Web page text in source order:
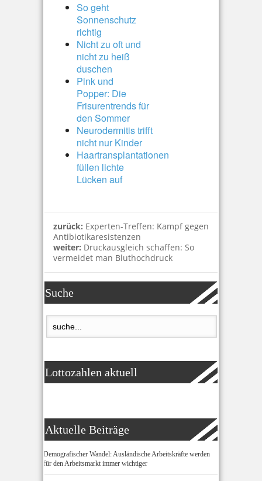
So geht
Sonnenschutz
richtig
Nicht zu oft und
nicht zu heiß
duschen
Pink und
Popper: Die
Frisurentrends für
den Sommer
Neurodermitis trifft
nicht nur Kinder
Haartransplantationen
füllen lichte
Lücken auf
zurück: Experten-Treffen: Kampf gegen
Antibiotikaresistenzen
weiter: Druckausgleich schaffen: So
vermeidet man Bluthochdruck
Suche
Lottozahlen aktuell
Aktuelle Beiträge
Demografischer Wandel: Ausländische Arbeitskräfte werden
für den Arbeitsmarkt immer wichtiger